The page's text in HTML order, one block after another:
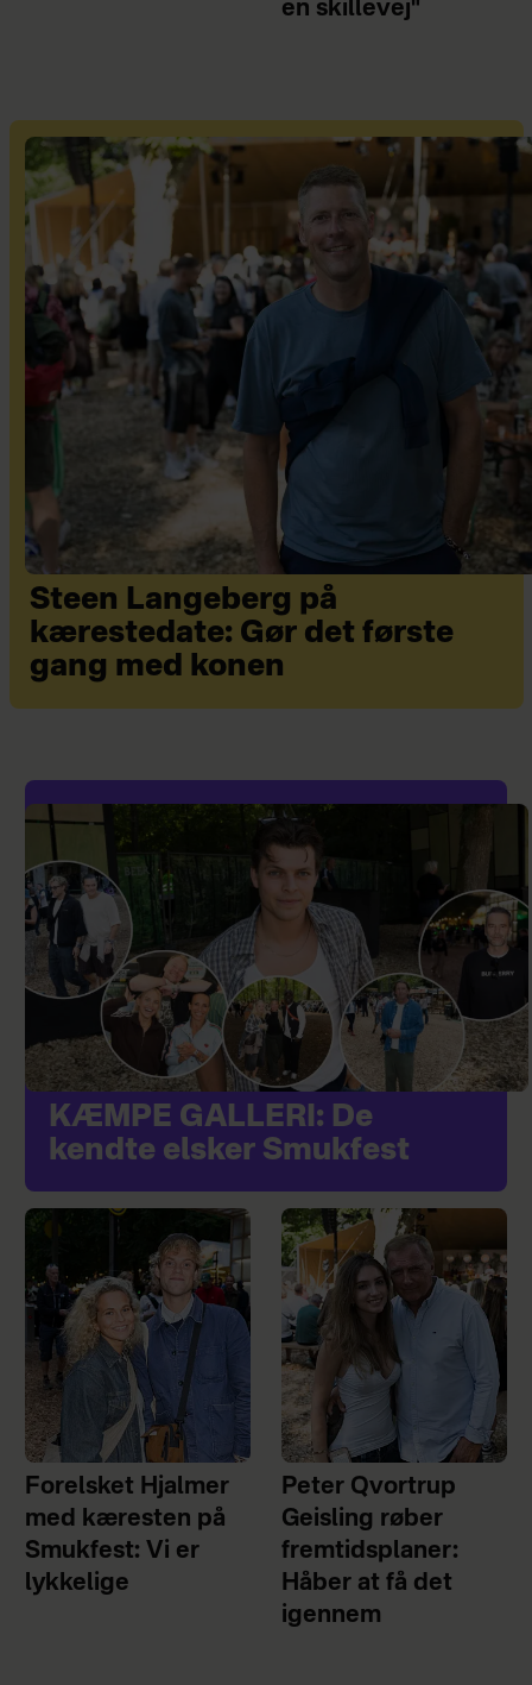
en skillevej"
Steen Langeberg på
kærestedate: Gør det første
gang med konen
KÆMPE GALLERI: De
kendte elsker Smukfest
Forelsket Hjalmer
med kæresten på
Smukfest: Vi er
lykkelige
Peter Qvortrup
Geisling røber
fremtidsplaner:
Håber at få det
igennem